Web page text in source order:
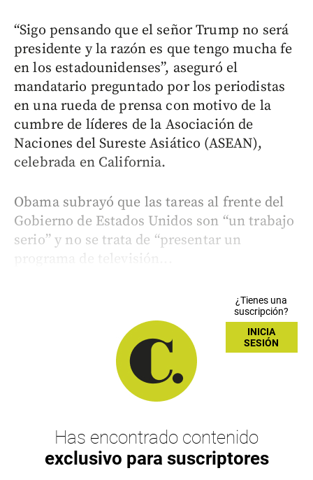
“Sigo pensando que el señor Trump no será
presidente y la razón es que tengo mucha fe
en los estadounidenses”, aseguró el
mandatario preguntado por los periodistas
en una rueda de prensa con motivo de la
cumbre de líderes de la Asociación de
Naciones del Sureste Asiático (ASEAN),
celebrada en California.
Obama subrayó que las tareas al frente del
Gobierno de Estados Unidos son “un trabajo
serio” y no se trata de “presentar un
programa de televisión...
¿Tienes una
suscripción?
INICIA
SESIÓN
Has encontrado contenido
exclusivo para suscriptores